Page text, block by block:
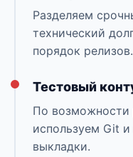
Разделяем
технический
порядок релизов.
Тестовый
По возможности
используем Git
выкладки.